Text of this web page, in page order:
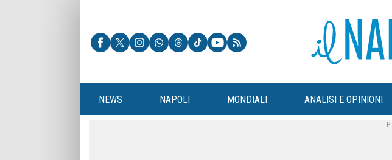
NEWS NAPOLI MONDIALI ANALISI E OPINIONI